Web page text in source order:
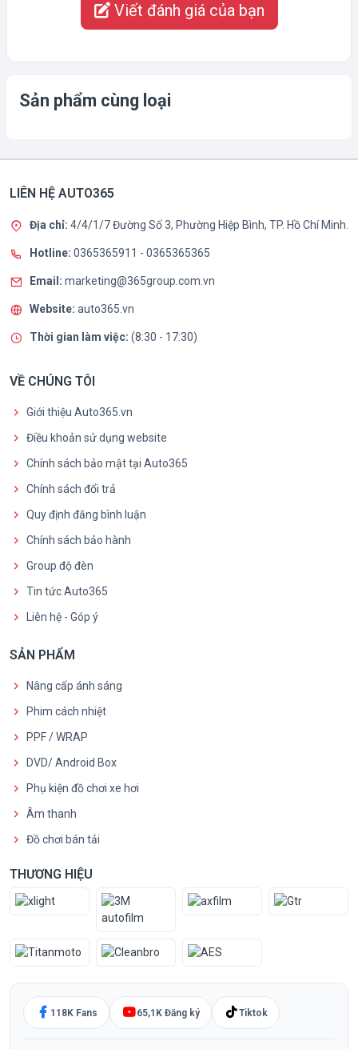
Viết đánh giá của bạn
Sản phẩm cùng loại
LIÊN HỆ AUTO365
Địa chỉ: 4/4/1/7 Đường Số 3, Phường Hiệp Bình, TP. Hồ Chí Minh.
Hotline: 0365365911 - 0365365365
Email: marketing@365group.com.vn
Website: auto365.vn
Thời gian làm việc: (8:30 - 17:30)
VỀ CHÚNG TÔI
Giới thiệu Auto365.vn
Điều khoản sử dụng website
Chính sách bảo mật tại Auto365
Chính sách đổi trả
Quy định đăng bình luận
Chính sách bảo hành
Group độ đèn
Tin tức Auto365
Liên hệ - Góp ý
SẢN PHẨM
Nâng cấp ánh sáng
Phim cách nhiệt
PPF / WRAP
DVD/ Android Box
Phụ kiện đồ chơi xe hơi
Âm thanh
Đồ chơi bán tải
THƯƠNG HIỆU
118K Fans 65,1K Đăng ký Tiktok